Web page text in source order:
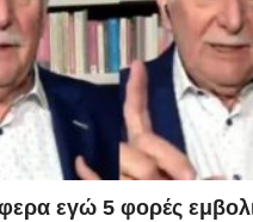
εγώ 5 φορές